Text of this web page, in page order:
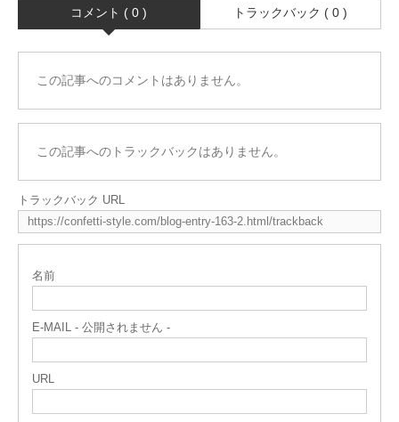
コメント ( 0 ) トラックバック ( 0 )
この記事へのコメントはありません。
この記事へのトラックバックはありません。
トラックバック URL
名前
E-MAIL - 公開されません -
URL